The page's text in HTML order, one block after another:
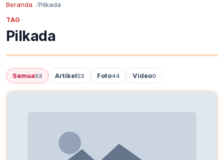
Beranda Pilkada
TAG
Pilkada
Semua53 Artikel53 Foto44 Video0